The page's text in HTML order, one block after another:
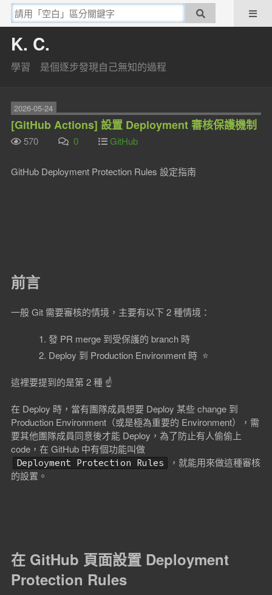
K. C.
學習 是個逐步發現自己無知的過程
2026-05-24
[GitHub Actions] 設置 Deployment 審核保護機制
570 0 GitHub
GitHub Deployment Protection Rules 設定指南
前言
一般 Git 需要審核的情境，主要有以下 2 種情境：
發 PR merge 到受保護的 branch 時
Deploy 到 Production Environment 時 ⭐
這裡要提到的是第 2 種 ☝️
在 Deploy 時，當有團隊成員想要 Deploy 某些 change 到
Production Environment（或是極為重要的 Environment），需
要其他團隊成員同意後才能 Deploy，為了防止有人偷偷上
code，在 GitHub 中有個功能叫做
Deployment Protection Rules
，就能用來做這種審核
的設置。
在 GitHub 頁面設置 Deployment
Protection Rules